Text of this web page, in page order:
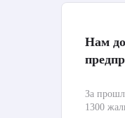
Нам
За
1300